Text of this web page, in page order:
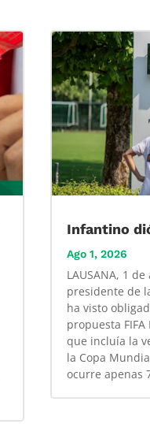
Infantino
Ago 1, 2026
LAUSANA, 1
presidente de
ha visto
propuesta FIFA
que incluía la
la Copa
ocurre apenas